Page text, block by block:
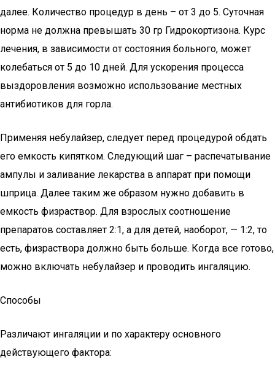
далее. Количество процедур в день – от 3 до 5. Суточная
норма не должна превышать 30 гр Гидрокортизона. Курс
лечения, в зависимости от состояния больного, может
колебаться от 5 до 10 дней. Для ускорения процесса
выздоровления возможно использование местных
антибиотиков для горла.
Применяя небулайзер, следует перед процедурой обдать
его емкость кипятком. Следующий шаг – распечатывание
ампулы и заливание лекарства в аппарат при помощи
шприца. Далее таким же образом нужно добавить в
емкость физраствор. Для взрослых соотношение
препаратов составляет 2:1, а для детей, наоборот, — 1:2, то
есть, физраствора должно быть больше. Когда все готово,
можно включать небулайзер и проводить ингаляцию.
Способы
Различают ингаляции и по характеру основного
действующего фактора: